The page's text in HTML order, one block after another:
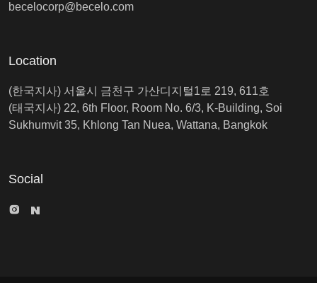
becelocorp@becelo.com
Location
(한국지사) 서울시 금천구 가산디지털1로 219, 611호
(태국지사) 22, 6th Floor, Room No. 6/3, K-Building, Soi
Sukhumvit 35, Khlong Tan Nuea, Wattana, Bangkok
Social